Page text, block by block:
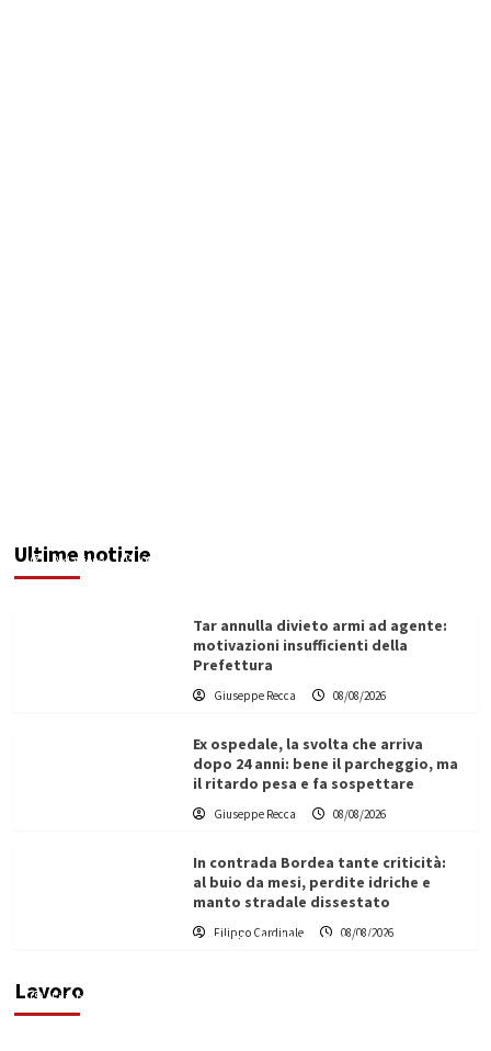
Ultime notizie
Redazione 08/08/2026
Tar annulla divieto armi ad agente:
motivazioni insufficienti della
Prefettura
Giuseppe Recca 08/08/2026
Ex ospedale, la svolta che arriva
dopo 24 anni: bene il parcheggio, ma
il ritardo pesa e fa sospettare
Giuseppe Recca 08/08/2026
In contrada Bordea tante criticità:
al buio da mesi, perdite idriche e
manto stradale dissestato
Filippo Cardinale 08/08/2026
Lavoro
L’ingegnere saccense Buscarnera partner chiave
di un progetto transnazionale per la transizione
Filippo Cardinale